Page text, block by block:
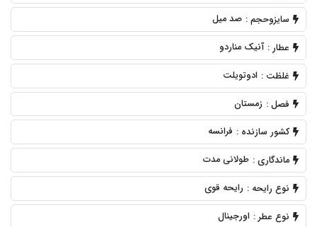
سایزوحجم : صد میل
عطار : آنیک مناردو
غلظت : ادوتویلت
فصل : زمستان
کشور سازنده : فرانسه
ماندگاری : طولانی مدت
نوع رایحه : رایحه قوی
نوع عطر : اورجینال